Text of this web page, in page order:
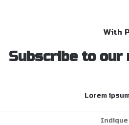
With
Subscribe to
Lorem